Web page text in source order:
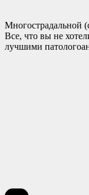
Многострадальной
Все, что вы не
лучшими